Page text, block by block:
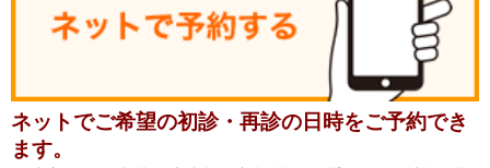
ネットでご希望の初診・再診の日時をご予約でき
ます。